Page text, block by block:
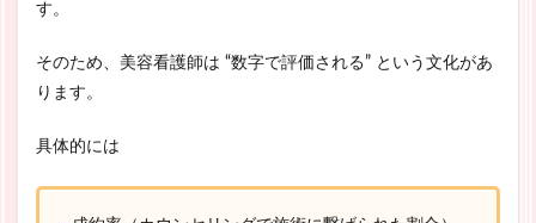
す。
そのため、美容看護師は “数字で評価される” という文化があ
ります。
具体的には